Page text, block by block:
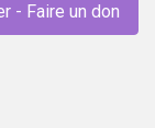
- Faire un don